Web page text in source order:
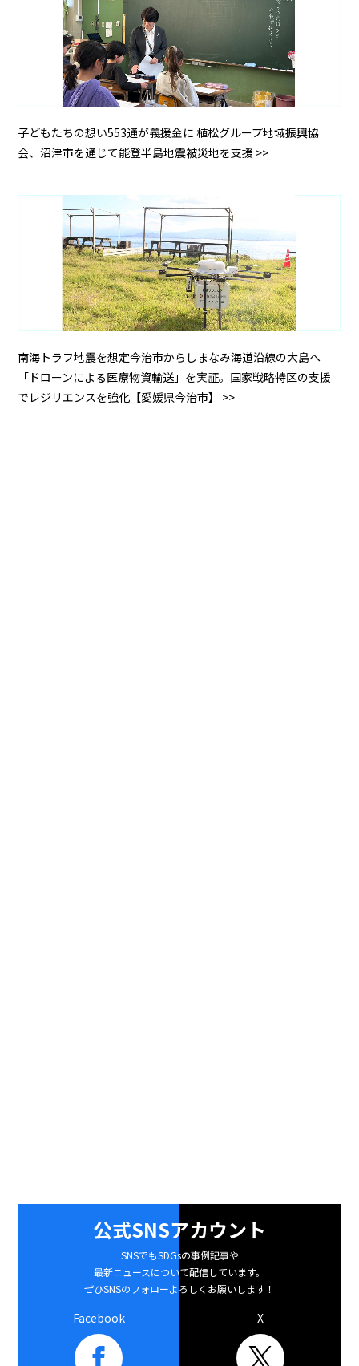
子どもたちの想い553通が義援金に 植松グループ地域振興協
会、沼津市を通じて能登半島地震被災地を支援 >>
南海トラフ地震を想定――今治市からしまなみ海道沿線の大島へ
「ドローンによる医療物資輸送」を実証。国家戦略特区の支援
でレジリエンスを強化【愛媛県今治市】 >>
公式SNSアカウント
SNSでもSDGsの事例記事や
最新ニュースについて配信しています。
ぜひSNSのフォローよろしくお願いします！
Facebook X